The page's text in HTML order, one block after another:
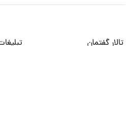
تالار گفتمان